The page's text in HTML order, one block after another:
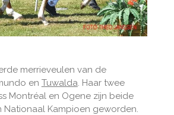
merrieveulen van de
en Tuwalda. Haar twee
Montréal en Ogene zijn beide
Nationaal Kampioen geworden.